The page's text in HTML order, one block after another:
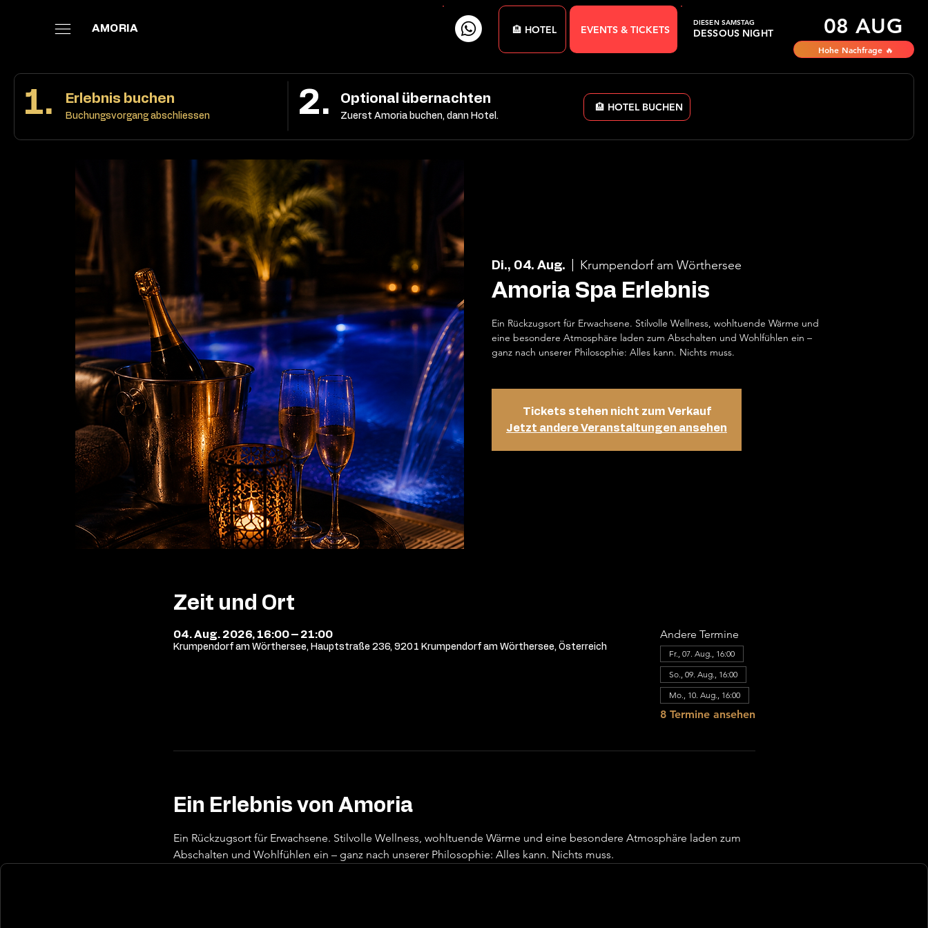
🏨 HOTEL EVENTS & TICKETS DESSOUS NIGHT 08 AUG
DIESEN SAMSTAG
Hohe Nachfrage 🔥
AMORIA
1. Erlebnis buchen
Buchungsvorgang abschliessen 2. Optional übernachten
Zuerst Amoria buchen, dann Hotel.
🏨 HOTEL BUCHEN
Di., 04. Aug. Krumpendorf am Wörthersee
Amoria Spa Erlebnis
Ein Rückzugsort für Erwachsene. Stilvolle Wellness, wohltuende Wärme und
eine besondere Atmosphäre laden zum Abschalten und Wohlfühlen ein –
ganz nach unserer Philosophie: Alles kann. Nichts muss.
Tickets stehen nicht zum Verkauf
Jetzt andere Veranstaltungen ansehen
Zeit und Ort
04. Aug. 2026, 16:00 – 21:00
Krumpendorf am Wörthersee, Hauptstraße 236, 9201 Krumpendorf am Wörthersee, Österreich
Andere Termine
Fr., 07. Aug., 16:00
So., 09. Aug., 16:00
Mo., 10. Aug., 16:00
8 Termine ansehen
Ein Erlebnis von Amoria
Ein Rückzugsort für Erwachsene. Stilvolle Wellness, wohltuende Wärme und eine besondere Atmosphäre laden zum
Abschalten und Wohlfühlen ein – ganz nach unserer Philosophie: Alles kann. Nichts muss.